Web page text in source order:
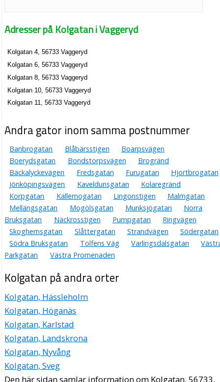
Adresser på Kolgatan i Vaggeryd
Kolgatan 4, 56733 Vaggeryd
Kolgatan 6, 56733 Vaggeryd
Kolgatan 8, 56733 Vaggeryd
Kolgatan 10, 56733 Vaggeryd
Kolgatan 11, 56733 Vaggeryd
Andra gator inom samma postnummer
Banbrogatan Blåbärsstigen
Boarpsvägen
Boerydsgatan
Bondstorpsvägen
Brogränd
Bäckalyckevägen
Fredsgatan Furugatan
Hjortbrogatan
Jönköpingsvägen
Kaveldunsgatan
Kolaregränd
Korpgatan
Källemogatan Lingonstigen
Malmgatan
Mellängsgatan
Mogölsgatan Munksjögatan
Norra
Bruksgatan
Näckrosstigen Pumpgatan
Ringvägen
Skoghemsgatan
Slåttergatan Strandvägen
Södergatan
Södra Bruksgatan
Tolfens Väg Varlingsdalsgatan
Parkgatan
Västra Promenaden
Kolgatan på andra orter
Kolgatan, Hässleholm
Kolgatan, Höganäs
Kolgatan, Karlstad
Kolgatan, Landskrona
Kolgatan, Nyvång
Kolgatan, Sveg
Den här sidan samlar information om Kolgatan, 56733,